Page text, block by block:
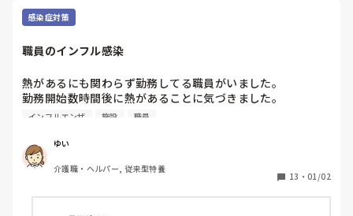
感染症対策
職員のインフル感染
熱があるにも関わらず勤務してる職員がいました。
勤務開始数時間後に熱があることに気づきました。
普段通りの様子だったので全く気づきませんでした。
かけるからとなかなか帰ろうとせず…
熱あっているほうが迷惑だからと帰らせました。
検査後インフルだと発覚。
幸いまわりに移ることなく済みましたが、これまで以上に対
策を徹底しなければと思いました。
インフルエンザ 施設 職員
ゆい
介護職・ヘルパー, 従来型特養
13 ・ 01/02